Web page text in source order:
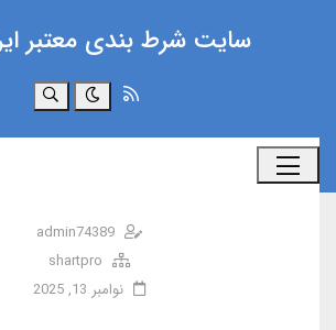
سایت شرط بندی معتبر
جستجو
admin74389
shartpro
نوامبر 13, 2025